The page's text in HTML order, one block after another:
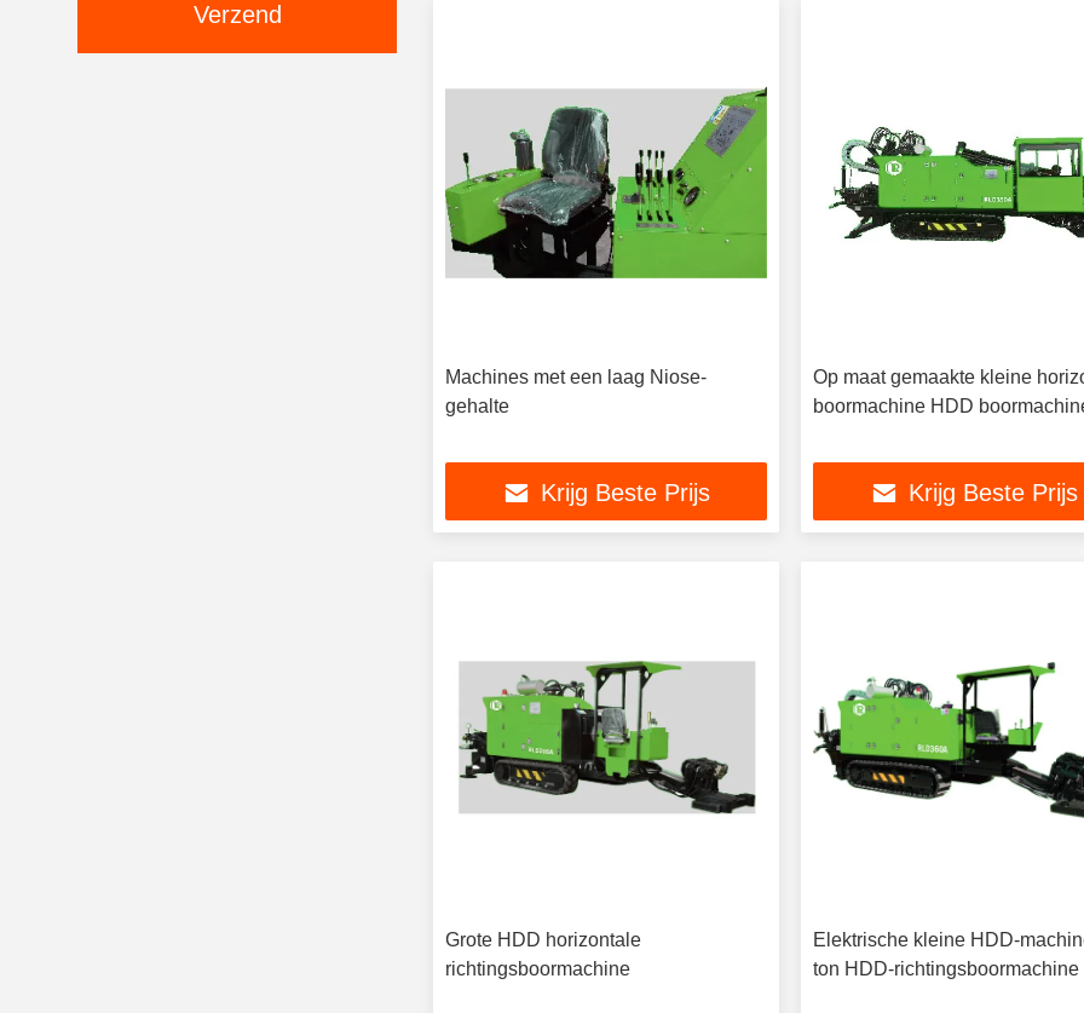
Verzend
Machines met een laag Niose-
gehalte
Krijg Beste Prijs
Op maat gemaakte kleine
boormachine HDD
Krijg Beste Prijs
Grote HDD horizontale
richtingsboormachine
Elektrische kleine HDD-
ton HDD-richtingsboormachine